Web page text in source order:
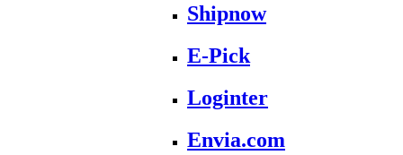
Shipnow
E-Pick
Loginter
Envia.com